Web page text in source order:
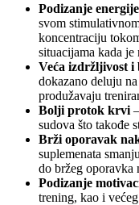
Podizanje
svom
koncentraciju
situacijama kada je
Veća izdržljivost i
dokazano deluju
produžavaju
Bolji protok krvi
sudova što takođe
Brži oporavak
suplemenata
do bržeg oporavka
Podizanje
trening, kao i